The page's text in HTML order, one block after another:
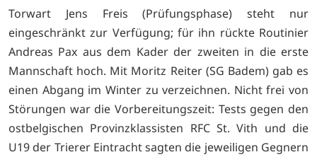
Torwart Jens Freis (Prüfungsphase) steht nur
eingeschränkt zur Verfügung; für ihn rückte Routinier
Andreas Pax aus dem Kader der zweiten in die erste
Mannschaft hoch. Mit Moritz Reiter (SG Badem) gab es
einen Abgang im Winter zu verzeichnen. Nicht frei von
Störungen war die Vorbereitungszeit: Tests gegen den
ostbelgischen Provinzklassisten RFC St. Vith und die
U19 der Trierer Eintracht sagten die jeweiligen Gegnern